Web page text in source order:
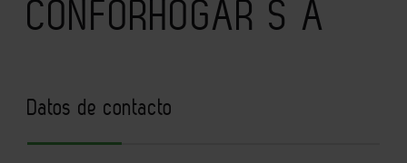
CONFORHOGAR S A
Datos de contacto